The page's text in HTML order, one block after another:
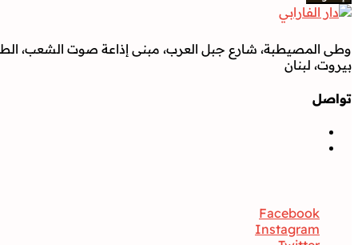
وطى المصيطبة، شارع جبل العرب، مبنى إذاعة صوت الشعب،
بيروت، لبنان
تواصل
Facebook
Instagram